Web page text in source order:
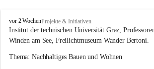
W
i
n
e
vor 2 WochenProjekte & Initiativen
Institut der technischen Universität Graz,
Winden am See, Freilichtmuseum Wander Bertoni.
Thema: Nachhaltiges Bauen und Wohnen